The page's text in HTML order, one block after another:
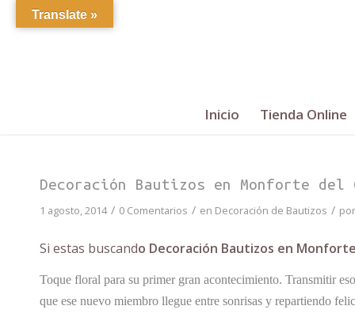
Inicio Tienda Online
Decoración Bautizos en Monforte del
1 agosto, 2014 / 0 Comentarios / en Decoración de Bautizos / por
Si estas buscando Decoración Bautizos en
Toque floral para su primer gran acontecimiento. Transmitir
que ese nuevo miembro llegue entre sonrisas y repartiendo
Translate »